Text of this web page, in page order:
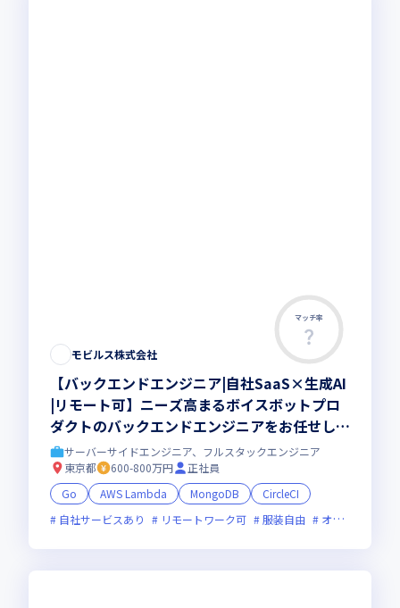
マッチ率
モビルス株式会社
【バックエンドエンジニア|自社SaaS×生成AI
|リモート可】ニーズ高まるボイスボットプロ
ダクトのバックエンドエンジニアをお任せしま
す！サーバーサイドエンジニア、フルスタックエンジニア
東京都
600-800万円
正社員
Go
AWS Lambda MongoDB
CircleCI
自社サービスあり
リモートワーク可 服装自由 オンライン選考可